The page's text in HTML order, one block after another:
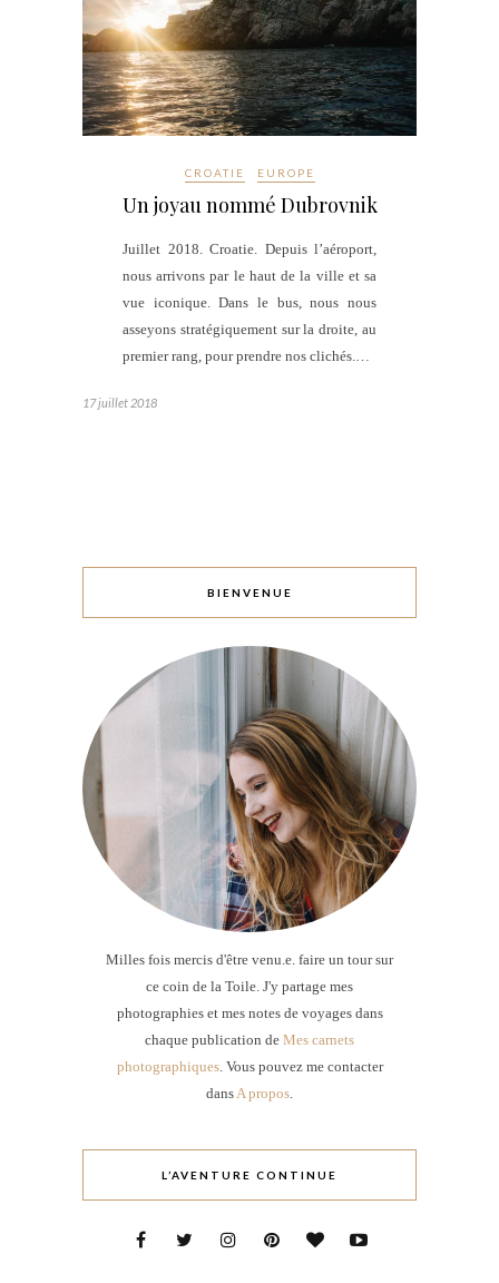
CROATIE EUROPE
Un joyau nommé Dubrovnik
Juillet 2018. Croatie. Depuis l’aéroport,
nous arrivons par le haut de la ville et sa
vue iconique. Dans le bus, nous nous
asseyons stratégiquement sur la droite, au
premier rang, pour prendre nos clichés.…
17 juillet 2018
BIENVENUE
Milles fois mercis d'être venu.e. faire un tour sur
ce coin de la Toile. J'y partage mes
photographies et mes notes de voyages dans
chaque publication de Mes carnets
photographiques. Vous pouvez me contacter
dans A propos
L’AVENTURE CONTINUE